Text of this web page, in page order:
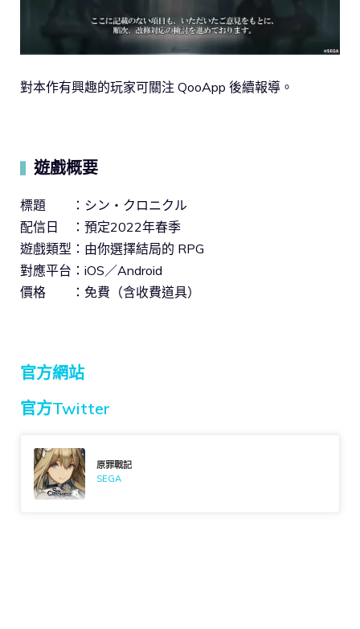
對本作有興趣的玩家可關注 QooApp 後續報導。
遊戲概要
標題 ：シン・クロニクル
配信日 ：預定2022年春季
遊戲類型：由你選擇結局的 RPG
對應平台：iOS／Android
價格 ：免費（含收費道具）
官方網站
官方Twitter
原罪戰記
SEGA